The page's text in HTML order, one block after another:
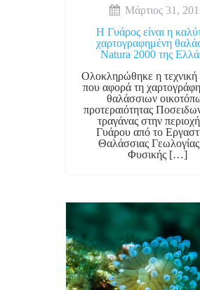
Μάρτιος 31,
Η Γυάρος είναι η
χαρτογραφημένη
Natura 2000 της
Ολοκληρώθηκε η τεχνική
που αφορά τη
θαλάσσιων
προτεραιότητας
τραγάνας στην
Γυάρου από το
Θαλάσσιας Γεωλογίας
Φυσικής […]